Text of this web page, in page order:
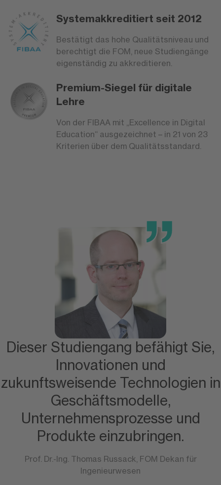
Systemakkreditiert seit 2012
Bestätigt das hohe Qualitätsniveau und
berechtigt die FOM, neue Studiengänge
eigenständig zu akkreditieren.
Premium-Siegel für digitale
Lehre
Von der FIBAA mit „Excellence in Digital
Education“ ausgezeichnet – in 21 von 23
Kriterien über dem Qualitätsstandard.
Dieser Studiengang befähigt Sie,
Innovationen und
zukunftsweisende Technologien in
Geschäftsmodelle,
Unternehmensprozesse und
Produkte einzubringen.
Prof. Dr.-Ing. Thomas Russack, FOM Dekan für
Ingenieurwesen